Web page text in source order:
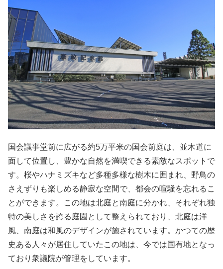
国会議事堂前に広がる約5万平米の国会前庭は、並木道に
面して位置し、豊かな自然を満喫できる素敵なスポットで
す。桜やハナミズキなど多種多様な樹木に囲まれ、野鳥の
さえずりも楽しめる静寂な空間で、都会の喧騒を忘れるこ
とができます。この地は北庭と南庭に分かれ、それぞれ独
特の美しさを誇る庭園として整えられており、北庭は洋
風、南庭は和風のデザインが施されています。かつての歴
史ある人々が居住していたこの地は、今では国有地となっ
ており衆議院が管理をしています。